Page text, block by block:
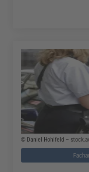
© Daniel Hohlfeld –